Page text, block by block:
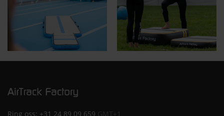
Ring oss: +31 24 89 09 659 GMT+1